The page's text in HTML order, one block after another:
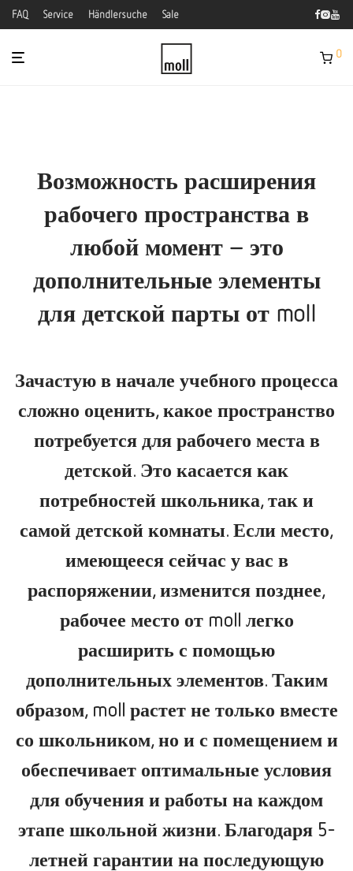
FAQ Service Händlersuche Sale
0
Возможность расширения
рабочего пространства в
любой момент – это
дополнительные элементы
для детской парты от moll
Зачастую в начале учебного процесса
сложно оценить, какое пространство
потребуется для рабочего места в
детской. Это касается как
потребностей школьника, так и
самой детской комнаты. Если место,
имеющееся сейчас у вас в
распоряжении, изменится позднее,
рабочее место от moll легко
расширить с помощью
дополнительных элементов. Таким
образом, moll растет не только вместе
со школьником, но и с помещением и
обеспечивает оптимальные условия
для обучения и работы на каждом
этапе школьной жизни. Благодаря 5-
летней гарантии на последующую